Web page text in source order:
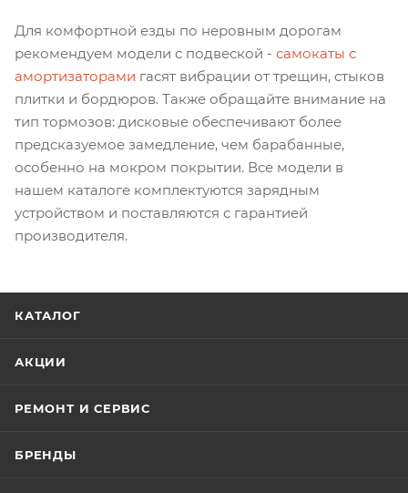
Для комфортной езды по неровным дорогам
рекомендуем модели с подвеской - самокаты с
амортизаторами гасят вибрации от трещин, стыков
плитки и бордюров. Также обращайте внимание на
тип тормозов: дисковые обеспечивают более
предсказуемое замедление, чем барабанные,
особенно на мокром покрытии. Все модели в
нашем каталоге комплектуются зарядным
устройством и поставляются с гарантией
производителя.
КАТАЛОГ
АКЦИИ
РЕМОНТ И СЕРВИС
БРЕНДЫ